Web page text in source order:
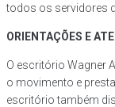
todos os servidores
ORIENTAÇÕES E
O escritório Wagner
o movimento e
escritório também